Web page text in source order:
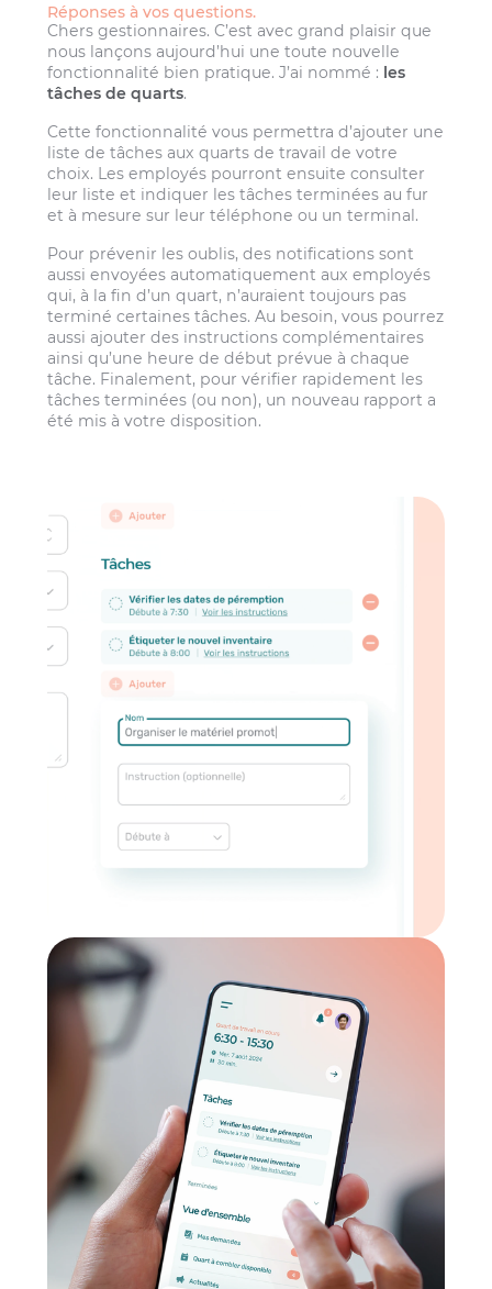
Réponses à vos questions.
Chers gestionnaires. C’est avec grand plaisir que
nous lançons aujourd’hui une toute nouvelle
fonctionnalité bien pratique. J’ai nommé : les
tâches de quarts.
Cette fonctionnalité vous permettra d’ajouter une
liste de tâches aux quarts de travail de votre
choix. Les employés pourront ensuite consulter
leur liste et indiquer les tâches terminées au fur
et à mesure sur leur téléphone ou un terminal.
Pour prévenir les oublis, des notifications sont
aussi envoyées automatiquement aux employés
qui, à la fin d’un quart, n’auraient toujours pas
terminé certaines tâches. Au besoin, vous pourrez
aussi ajouter des instructions complémentaires
ainsi qu’une heure de début prévue à chaque
tâche. Finalement, pour vérifier rapidement les
tâches terminées (ou non), un nouveau rapport a
été mis à votre disposition.